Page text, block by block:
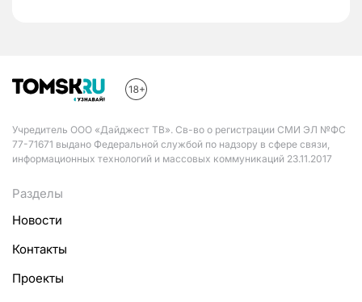
Учредитель ООО «Дайджест ТВ». Св-во о регистрации СМИ ЭЛ №ФС
77-71671 выдано Федеральной службой по надзору в сфере связи,
информационных технологий и массовых коммуникаций 23.11.2017
Разделы
Новости
Контакты
Проекты